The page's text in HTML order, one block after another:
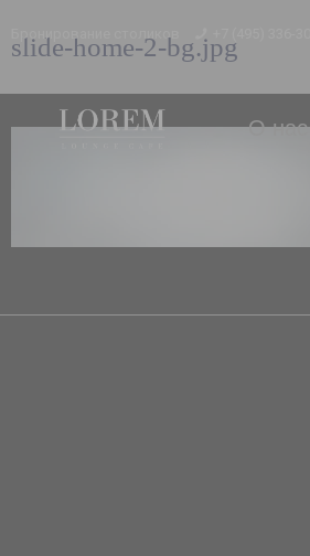
Бронирование столиков
О нас
slide-home-2-bg.jpg